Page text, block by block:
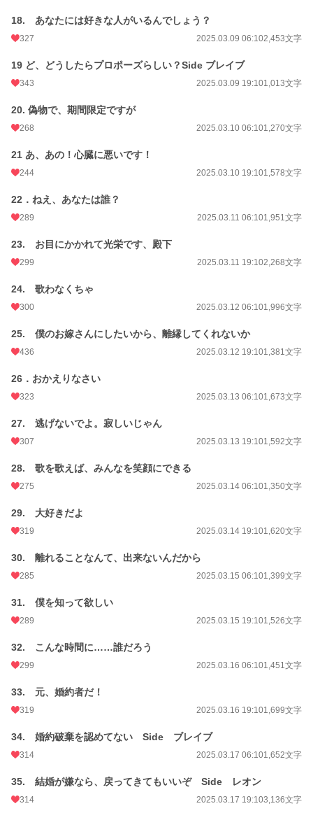
18. あなたには好きな人がいるんでしょう？
327 2025.03.09 06:102,453文字
19 ど、どうしたらプロポーズらしい？Side ブレイブ
343 2025.03.09 19:101,013文字
20. 偽物で、期間限定ですが
268 2025.03.10 06:101,270文字
21 あ、あの！心臓に悪いです！
244 2025.03.10 19:101,578文字
22．ねえ、あなたは誰？
289 2025.03.11 06:101,951文字
23. お目にかかれて光栄です、殿下
299 2025.03.11 19:102,268文字
24. 歌わなくちゃ
300 2025.03.12 06:101,996文字
25. 僕のお嫁さんにしたいから、離縁してくれないか
436 2025.03.12 19:101,381文字
26．おかえりなさい
323 2025.03.13 06:101,673文字
27. 逃げないでよ。寂しいじゃん
307 2025.03.13 19:101,592文字
28. 歌を歌えば、みんなを笑顔にできる
275 2025.03.14 06:101,350文字
29. 大好きだよ
319 2025.03.14 19:101,620文字
30. 離れることなんて、出来ないんだから
285 2025.03.15 06:101,399文字
31. 僕を知って欲しい
289 2025.03.15 19:101,526文字
32. こんな時間に……誰だろう
299 2025.03.16 06:101,451文字
33. 元、婚約者だ！
319 2025.03.16 19:101,699文字
34. 婚約破棄を認めてない Side ブレイブ
314 2025.03.17 06:101,652文字
35. 結婚が嫌なら、戻ってきてもいいぞ Side レオン
314 2025.03.17 19:103,136文字